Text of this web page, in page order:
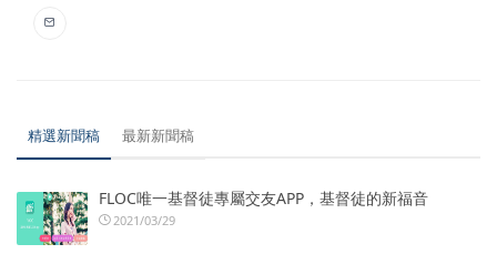
精選新聞稿 最新新聞稿
FLOC唯一基督徒專屬交友APP，基督徒的新福音
2021/03/29